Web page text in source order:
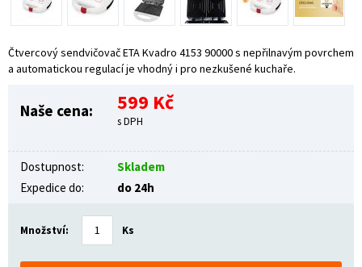
Čtvercový sendvičovač ETA Kvadro 4153 90000 s nepřilnavým povrchem
a automatickou regulací je vhodný i pro nezkušené kuchaře.
Naše cena: 599 Kč
s DPH
Dostupnost:
Skladem
Expedice do:
do 24h
Množství: Ks